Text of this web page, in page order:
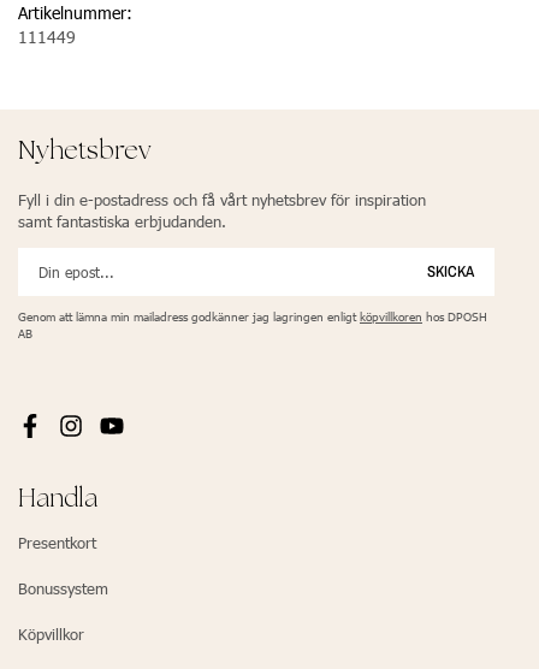
Artikelnummer:
111449
Nyhetsbrev
Fyll i din e-postadress och få vårt nyhetsbrev för inspiration
samt fantastiska erbjudanden.
SKICKA
Genom att lämna min mailadress godkänner jag lagringen enligtköpvillkoren hos DPOSH
AB
Handla
Presentkort
Bonussystem
Köpvillkor